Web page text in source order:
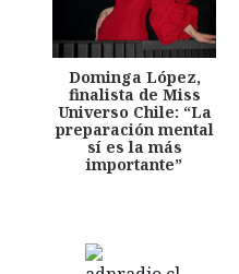
Dominga López,
finalista de Miss
Universo Chile: “La
preparación mental
sí es la más
importante”